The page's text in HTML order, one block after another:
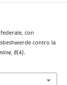
con
contro la
, 8(4).